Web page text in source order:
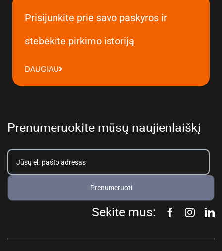
Prisijunkite prie savo paskyros ir
stebėkite pirkimo istoriją
DAUGIAU
Prenumeruokite mūsų naujienlaiškį
Prenumeruoti
Sekite mus: